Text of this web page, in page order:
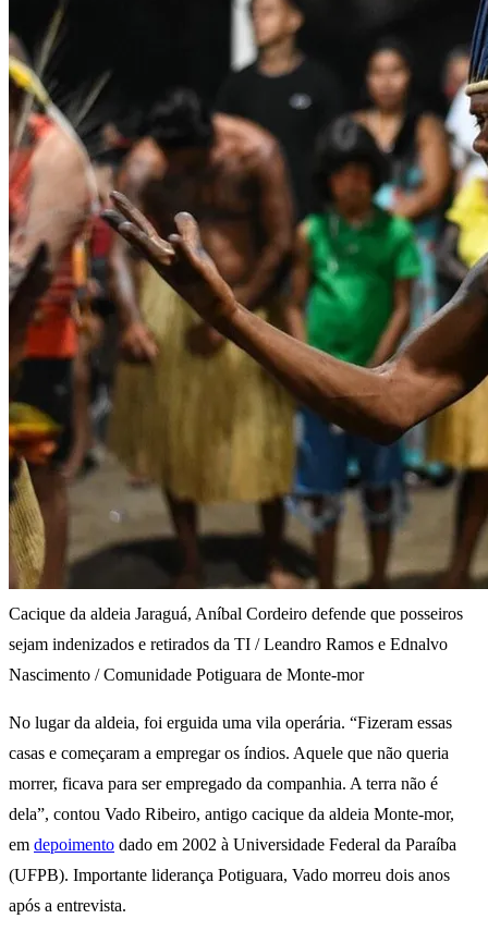
Cacique da aldeia Jaraguá, Aníbal Cordeiro defende que posseiros
sejam indenizados e retirados da TI / Leandro Ramos e Ednalvo
Nascimento / Comunidade Potiguara de Monte-mor
No lugar da aldeia, foi erguida uma vila operária. “Fizeram essas
casas e começaram a empregar os índios. Aquele que não queria
morrer, ficava para ser empregado da companhia. A terra não é
dela”, contou Vado Ribeiro, antigo cacique da aldeia Monte-mor,
em depoimento dado em 2002 à Universidade Federal da Paraíba
(UFPB). Importante liderança Potiguara, Vado morreu dois anos
após a entrevista.